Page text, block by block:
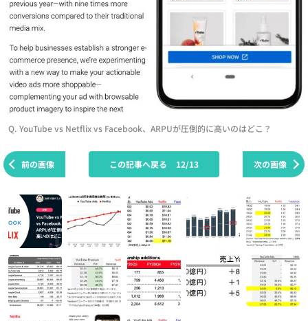
Q. YouTube vs Netflix vs Facebook、ARPUが圧倒的に高いのはどこ？
前の画像 次の画像
この記事へ戻る 12/13